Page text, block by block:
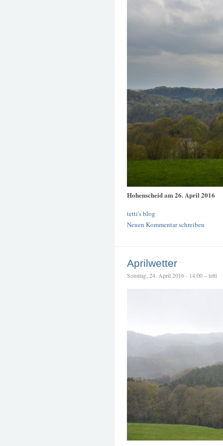
Hohenscheid am 26. April 2016
tetti's blog
Neuen Kommentar schreiben
Aprilwetter
Sonntag, 24. April 2016 - 14:00 – tetti